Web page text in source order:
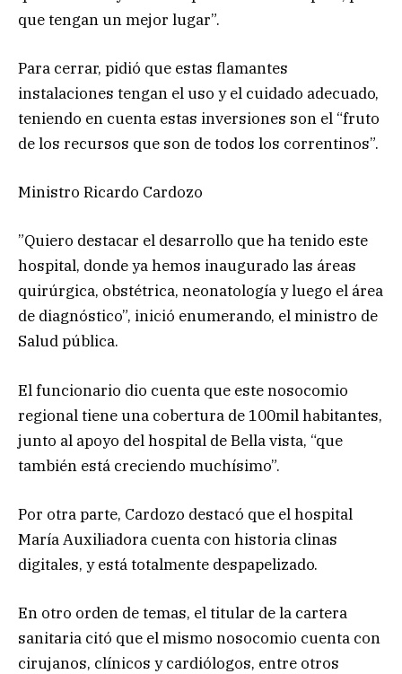
que tengan un mejor lugar”.
Para cerrar, pidió que estas flamantes
instalaciones tengan el uso y el cuidado adecuado,
teniendo en cuenta estas inversiones son el “fruto
de los recursos que son de todos los correntinos”.
Ministro Ricardo Cardozo
”Quiero destacar el desarrollo que ha tenido este
hospital, donde ya hemos inaugurado las áreas
quirúrgica, obstétrica, neonatología y luego el área
de diagnóstico”, inició enumerando, el ministro de
Salud pública.
El funcionario dio cuenta que este nosocomio
regional tiene una cobertura de 100mil habitantes,
junto al apoyo del hospital de Bella vista, “que
también está creciendo muchísimo”.
Por otra parte, Cardozo destacó que el hospital
María Auxiliadora cuenta con historia clinas
digitales, y está totalmente despapelizado.
En otro orden de temas, el titular de la cartera
sanitaria citó que el mismo nosocomio cuenta con
cirujanos, clínicos y cardiólogos, entre otros